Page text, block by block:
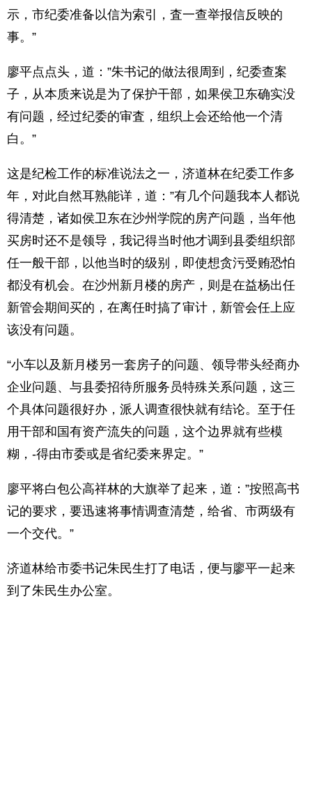
示，市纪委准备以信为索引，査一查举报信反映的
事。”
廖平点点头，道：”朱书记的做法很周到，纪委查案
子，从本质来说是为了保护干部，如果侯卫东确实没
有问题，经过纪委的审査，组织上会还给他一个清
白。”
这是纪检工作的标准说法之一，济道林在纪委工作多
年，对此自然耳熟能详，道：”有几个问题我本人都说
得清楚，诸如侯卫东在沙州学院的房产问题，当年他
买房时还不是领导，我记得当时他才调到县委组织部
任一般干部，以他当时的级别，即使想贪污受贿恐怕
都没有机会。在沙州新月楼的房产，则是在益杨出任
新管会期间买的，在离任时搞了审计，新管会任上应
该没有问题。
“小车以及新月楼另一套房子的问题、领导带头经商办
企业问题、与县委招待所服务员特殊关系问题，这三
个具体问题很好办，派人调查很快就有结论。至于任
用干部和国有资产流失的问题，这个边界就有些模
糊，-得由市委或是省纪委来界定。”
廖平将白包公高祥林的大旗举了起来，道：”按照高书
记的要求，要迅速将事情调查清楚，给省、市两级有
一个交代。”
济道林给市委书记朱民生打了电话，便与廖平一起来
到了朱民生办公室。